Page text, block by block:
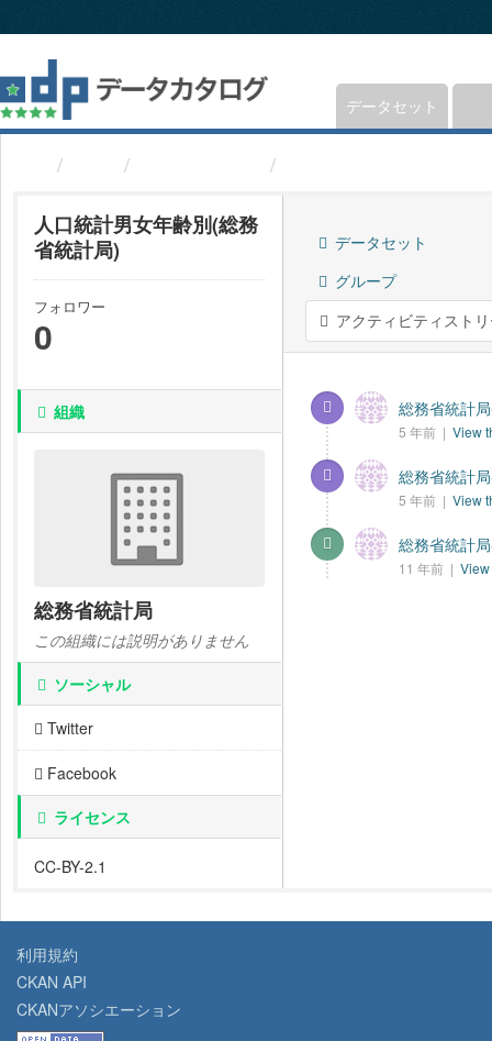
キ
プ
し
て
データセット
人口統計男女年齢別(総務
省統計局)
フォロワー
0
組織
総務省統計局
この組織には説明がありません
ソーシャル
Twitter
Facebook
ライセンス
CC-BY-2.1
データセット
グループ
アクティビティスト
総務省統計
5 年前 | View
総務省統計
5 年前 | View
総務省統計
11 年前 |
利用規約
CKAN API
CKANアソシエーション